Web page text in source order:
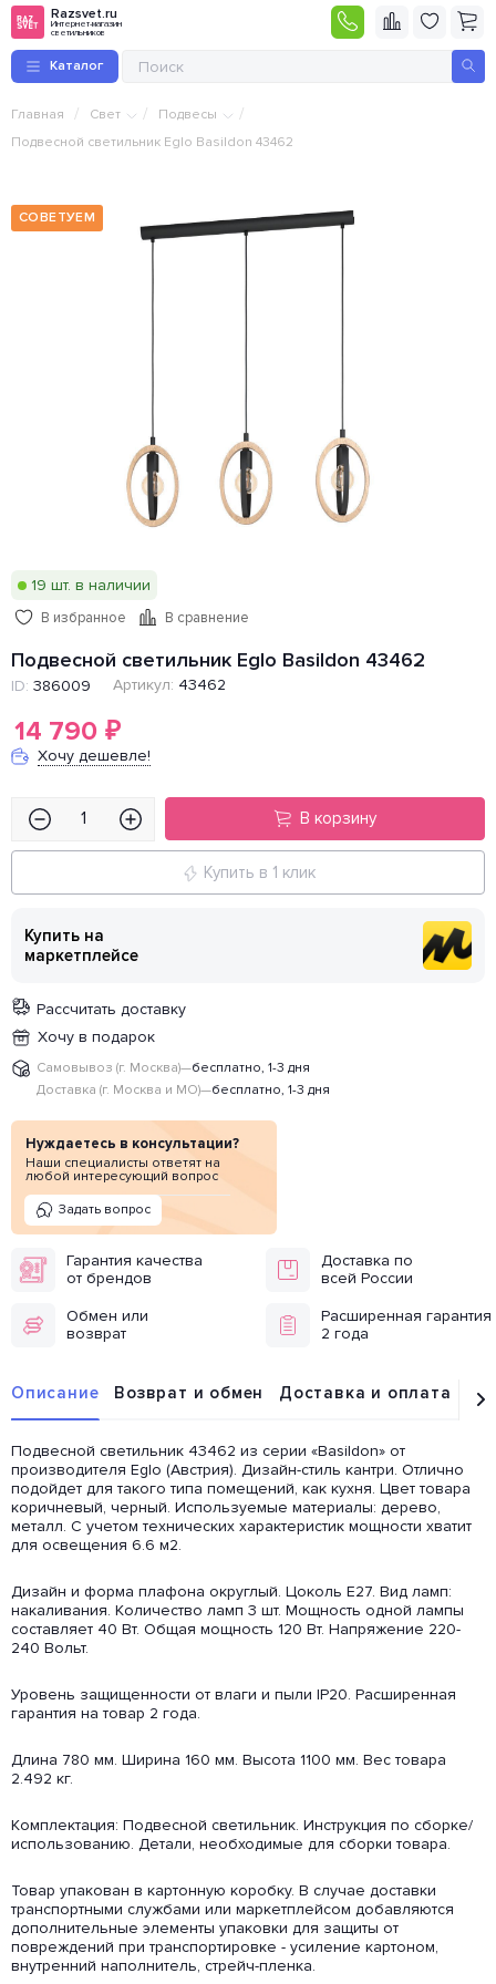
Razsvet.ru
Интернет-магазин
светильников
Каталог
Главная / Свет / Подвесы /
Подвесной светильник Eglo Basildon 43462
СОВЕТУЕМ
19 шт. в наличии
В избранное В сравнение
Подвесной светильник Eglo Basildon 43462
ID: 386009 Артикул: 43462
14 790 ₽
Хочу дешевле!
В корзину
Купить в 1 клик
Купить на
маркетплейсе
Рассчитать доставку
Хочу в подарок
Самовывоз (г. Москва)—бесплатно, 1-3 дня
Доставка (г. Москва и МО)—бесплатно, 1-3 дня
Нуждаетесь в консультации?
Наши специалисты ответят на
любой интересующий вопрос
Задать вопрос
Гарантия качества
от брендов
Доставка по
всей России
Обмен или
возврат
Расширенная гарантия
2 года
Описание Возврат и обмен Доставка и оплата
Подвесной светильник 43462 из серии «Basildon» от
производителя Eglo (Австрия). Дизайн-стиль кантри. Отлично
подойдет для такого типа помещений, как кухня. Цвет товара
коричневый, черный. Используемые материалы: дерево,
металл. С учетом технических характеристик мощности хватит
для освещения 6.6 м2.
Дизайн и форма плафона округлый. Цоколь E27. Вид ламп:
накаливания. Количество ламп 3 шт. Мощность одной лампы
составляет 40 Вт. Общая мощность 120 Вт. Напряжение 220-
240 Вольт.
Уровень защищенности от влаги и пыли IP20. Расширенная
гарантия на товар 2 года.
Длина 780 мм. Ширина 160 мм. Высота 1100 мм. Вес товара
2.492 кг.
Комплектация: Подвесной светильник. Инструкция по сборке/
использованию. Детали, необходимые для сборки товара.
Товар упакован в картонную коробку. В случае доставки
транспортными службами или маркетплейсом добавляются
дополнительные элементы упаковки для защиты от
повреждений при транспортировке - усиление картоном,
внутренний наполнитель, стрейч-пленка.